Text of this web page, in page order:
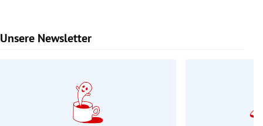
Unsere Newsletter
Slide 1 von 9